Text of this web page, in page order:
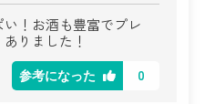
！お酒も豊富でプレ
りました！
参考になった 0